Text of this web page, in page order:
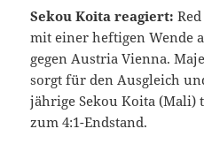
Sekou Koita reagiert:
mit einer heftigen Wende
gegen Austria Vienna.
sorgt für den Ausgleich
jährige Sekou Koita
zum 4:1-Endstand.